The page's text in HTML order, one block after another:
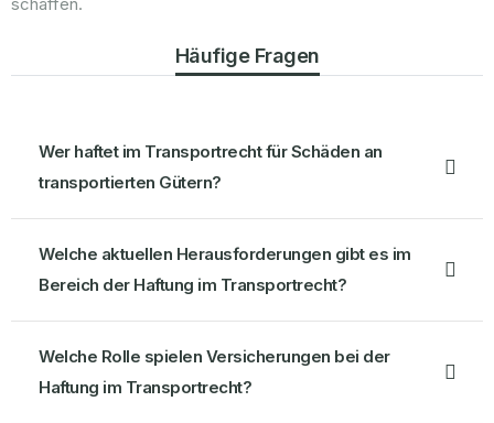
Häufige Fragen
Wer haftet im Transportrecht für Schäden an
transportierten Gütern?
Welche aktuellen Herausforderungen gibt es im
Bereich der Haftung im Transportrecht?
Welche Rolle spielen Versicherungen bei der
Haftung im Transportrecht?